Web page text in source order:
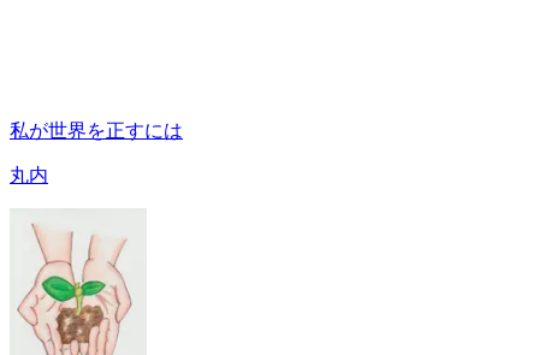
私が世界を正すには
丸内